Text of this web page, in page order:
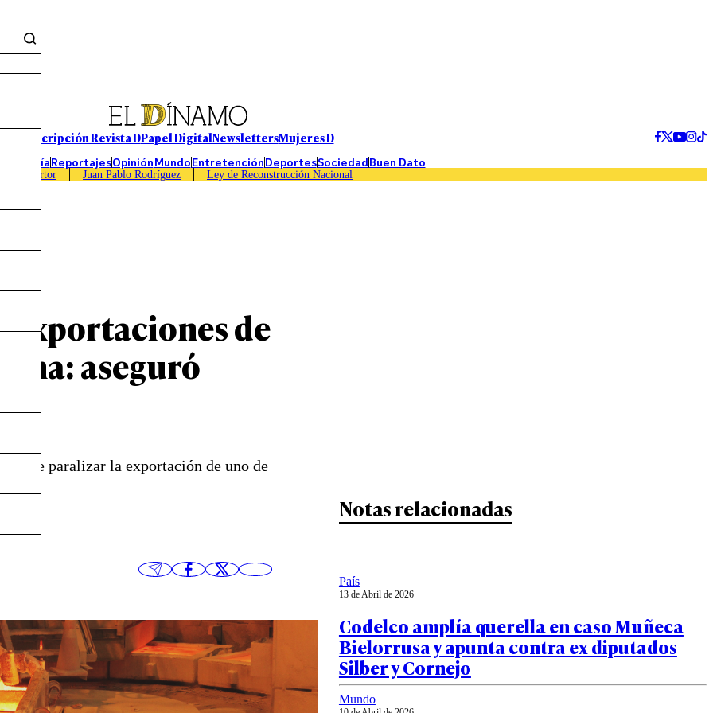
Suscripción Revista DPapel DigitalNewslettersMujeres D
EconomíaReportajesOpiniónMundoEntretenciónDeportesSociedadBuen Dato
Caso Sartor Juan Pablo Rodríguez Ley de Reconstrucción Nacional
exportaciones de
aseguró
de paralizar la exportación de uno de
Notas relacionadas
País
13 de Abril de 2026
Codelco amplía querella en caso Muñeca
Bielorrusa y apunta contra ex diputados
Silber y Cornejo
Mundo